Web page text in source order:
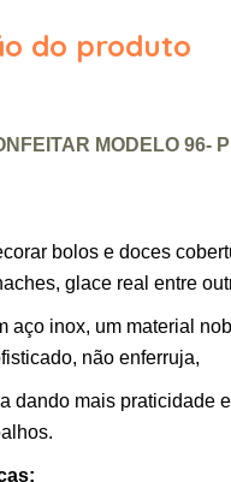
do produto
MODELO 96-
bolos e doces
glace real entre
aço inox, um material
não enferruja,
dando mais praticidade